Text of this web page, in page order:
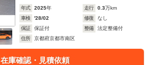
年式 2025年 走行 0.3万km
車検
'28/02 修復
なし
保証
保証付 整備
法定整備付
住所
京都府京都市南区
在庫確認・見積依頼